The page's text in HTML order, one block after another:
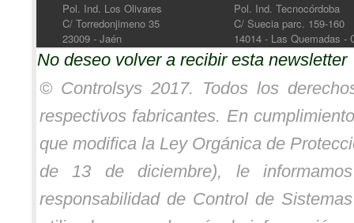
Pol. Ind. Los Olivares
C/ Torredonjimeno 35
23009 - Jaén
Pol. Ind. Tecnocórdoba
C/ Suecia parc. 159-160
14014 - Las Quemadas -
No deseo volver a recibir esta newsletter
© Controlsys 2017. Todos los
respectivos fabricantes. En
que modifica la Ley Orgánica de
de 13 de diciembre), le
responsabilidad de Control de